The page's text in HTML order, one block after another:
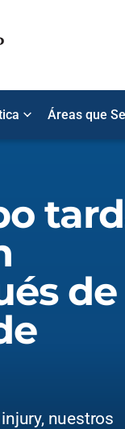
Áreas que
de
nuestros